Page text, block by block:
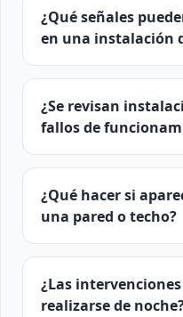
¿Qué señales
en una instalación
¿Se revisan
fallos de
¿Qué hacer si
una pared o techo?
¿Las
realizarse de